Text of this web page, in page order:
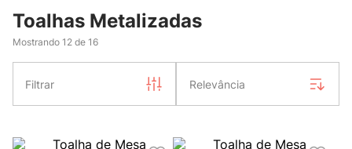
Toalhas Metalizadas
Mostrando 12 de 16
Filtrar Relevância